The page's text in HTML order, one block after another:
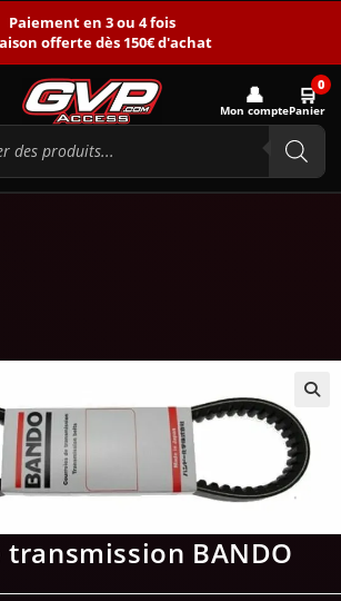
Paiement en 3 ou 4 fois
offerte dès 150€ d'achat
👤
Mon compte
🛒0
Panier
BANDO